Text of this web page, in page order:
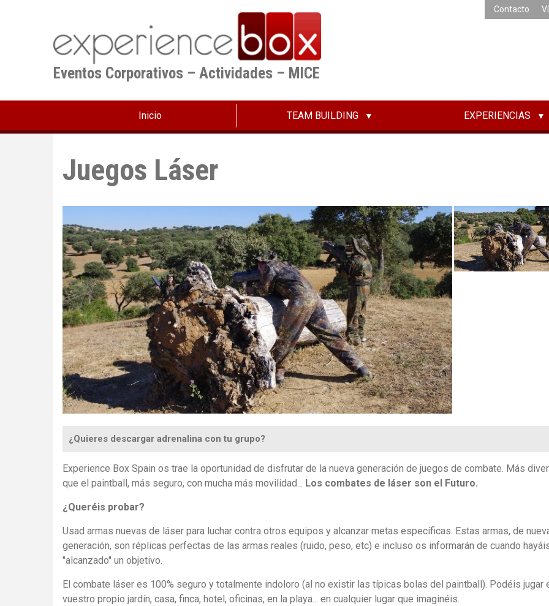
Eventos Corporativos – Actividades – MICE
Contacto
Inicio TEAM BUILDING EXPERIENCIAS
Juegos Láser
¿Quieres descargar adrenalina con tu grupo?
Experience Box Spain os trae la oportunidad de disfrutar de la nueva generación de juegos de combate. Más
que el paintball, más seguro, con mucha más movilidad... Los combates de láser son el Futuro.
¿Queréis probar?
Usad armas nuevas de láser para luchar contra otros equipos y alcanzar metas específicas. Estas armas, de
generación, son réplicas perfectas de las armas reales (ruido, peso, etc) e incluso os informarán de cuando
"alcanzado" un objetivo.
El combate láser es 100% seguro y totalmente indoloro (al no existir las típicas bolas del paintball). Podéis jugar
vuestro propio jardín, casa, finca, hotel, oficinas, en la playa... en cualquier lugar que imaginéis.